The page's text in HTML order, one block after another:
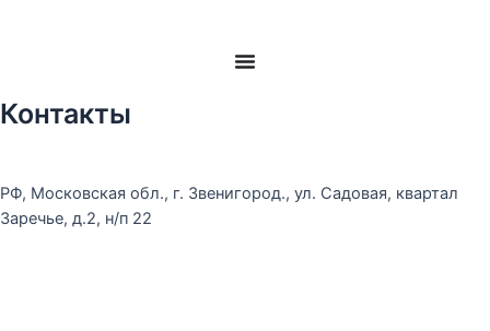
Контакты
РФ, Московская обл., г. Звенигород., ул. Садовая, квартал
Заречье, д.2, н/п 22